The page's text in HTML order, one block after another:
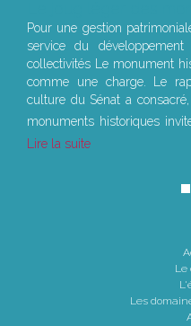
Pour une gestion
service du
collectivités Le monument
comme une charge. Le
culture du Sénat a
monuments historiques
Lire la suite
Le
Les